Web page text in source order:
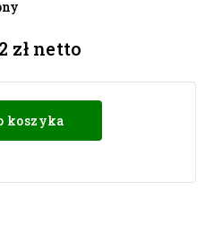
zł netto
koszyka